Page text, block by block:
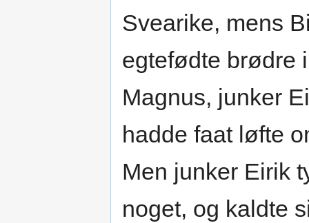
Svearike, mens
egtefødte brødre
Magnus, junker
hadde faat løfte
Men junker Eirik
noget, og kaldte